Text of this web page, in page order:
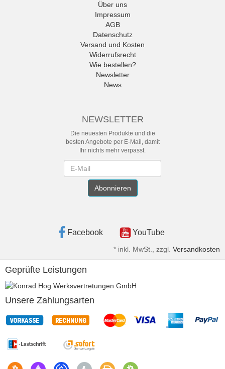
Über uns
Impressum
AGB
Datenschutz
Versand und Kosten
Widerrufsrecht
Wie bestellen?
Newsletter
News
NEWSLETTER
Die neuesten Produkte und die
besten Angebote per E-Mail, damit
Ihr nichts mehr verpasst.
Abonnieren
Facebook YouTube
* inkl. MwSt., zzgl. Versandkosten
Geprüfte Leistungen
Unsere Zahlungsarten